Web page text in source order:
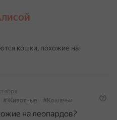
кошки, похожие на
#Животные #Кошачьи
на леопардов?